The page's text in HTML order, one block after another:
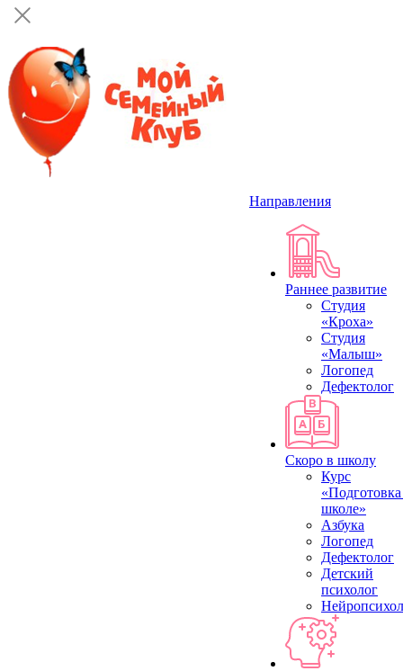
Направления
Раннее развитие
Студия
«Кроха»
Студия
«Малыш»
Логопед
Дефектолог
Скоро в школу
Курс
школе»
Азбука
Логопед
Дефектолог
Детский
психолог